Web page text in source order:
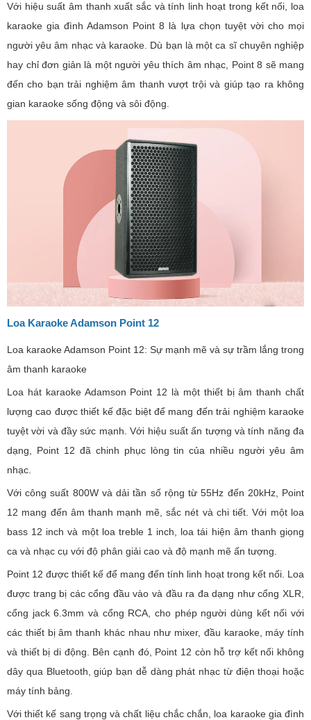
Với hiệu suất âm thanh xuất sắc và tính linh hoạt trong kết nối, loa
karaoke gia đình Adamson Point 8 là lựa chọn tuyệt vời cho mọi
người yêu âm nhạc và karaoke. Dù bạn là một ca sĩ chuyên nghiệp
hay chỉ đơn giản là một người yêu thích âm nhạc, Point 8 sẽ mang
đến cho bạn trải nghiệm âm thanh vượt trội và giúp tạo ra không
gian karaoke sống động và sôi động.
Loa Karaoke Adamson Point 12
Loa karaoke Adamson Point 12: Sự mạnh mẽ và sự trầm lắng trong
âm thanh karaoke
Loa hát karaoke Adamson Point 12 là một thiết bị âm thanh chất
lượng cao được thiết kế đặc biệt để mang đến trải nghiệm karaoke
tuyệt vời và đầy sức mạnh. Với hiệu suất ấn tượng và tính năng đa
dạng, Point 12 đã chinh phục lòng tin của nhiều người yêu âm
nhạc.
Với công suất 800W và dải tần số rộng từ 55Hz đến 20kHz, Point
12 mang đến âm thanh mạnh mẽ, sắc nét và chi tiết. Với một loa
bass 12 inch và một loa treble 1 inch, loa tái hiện âm thanh giọng
ca và nhạc cụ với độ phân giải cao và độ mạnh mẽ ấn tượng.
Point 12 được thiết kế để mang đến tính linh hoạt trong kết nối. Loa
được trang bị các cổng đầu vào và đầu ra đa dạng như cổng XLR,
cổng jack 6.3mm và cổng RCA, cho phép người dùng kết nối với
các thiết bị âm thanh khác nhau như mixer, đầu karaoke, máy tính
và thiết bị di động. Bên cạnh đó, Point 12 còn hỗ trợ kết nối không
dây qua Bluetooth, giúp bạn dễ dàng phát nhạc từ điện thoại hoặc
máy tính bảng.
Với thiết kế sang trọng và chất liệu chắc chắn, loa karaoke gia đình